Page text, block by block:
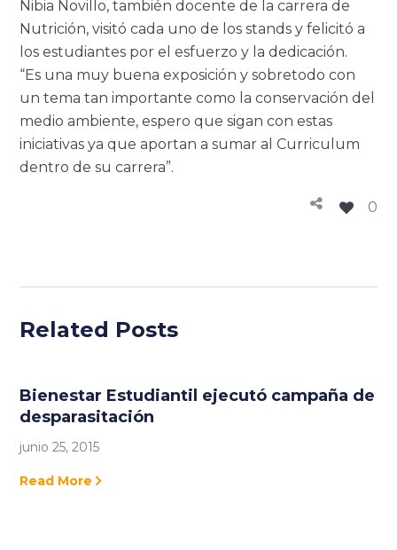
Nibia Novillo, también docente de la carrera de
Nutrición, visitó cada uno de los stands y felicitó a
los estudiantes por el esfuerzo y la dedicación.
“Es una muy buena exposición y sobretodo con
un tema tan importante como la conservación del
medio ambiente, espero que sigan con estas
iniciativas ya que aportan a sumar al Curriculum
dentro de su carrera”.
0
Related Posts
Bienestar Estudiantil ejecutó campaña de
desparasitación
junio 25, 2015
Read More